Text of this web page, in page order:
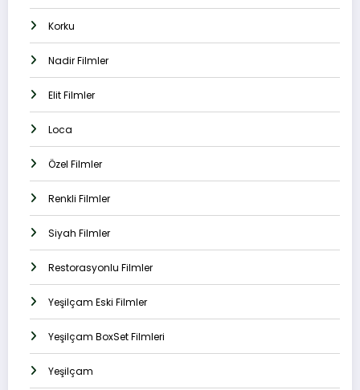
Korku
Nadir Filmler
Elit Filmler
Loca
Özel Filmler
Renkli Filmler
Siyah Filmler
Restorasyonlu Filmler
Yeşilçam Eski Filmler
Yeşilçam BoxSet Filmleri
Yeşilçam